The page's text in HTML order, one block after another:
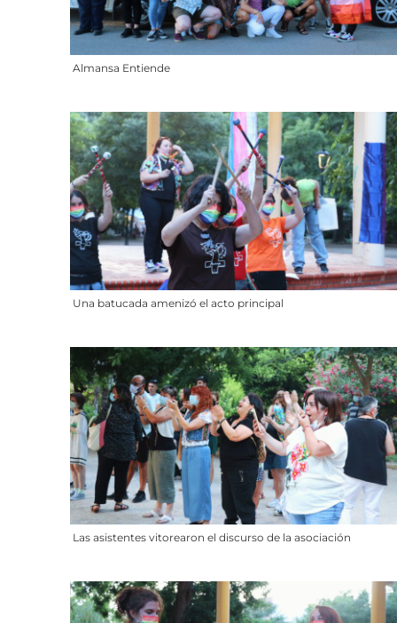
Almansa Entiende
Una batucada amenizó el acto principal
Las asistentes vitorearon el discurso de la asociación